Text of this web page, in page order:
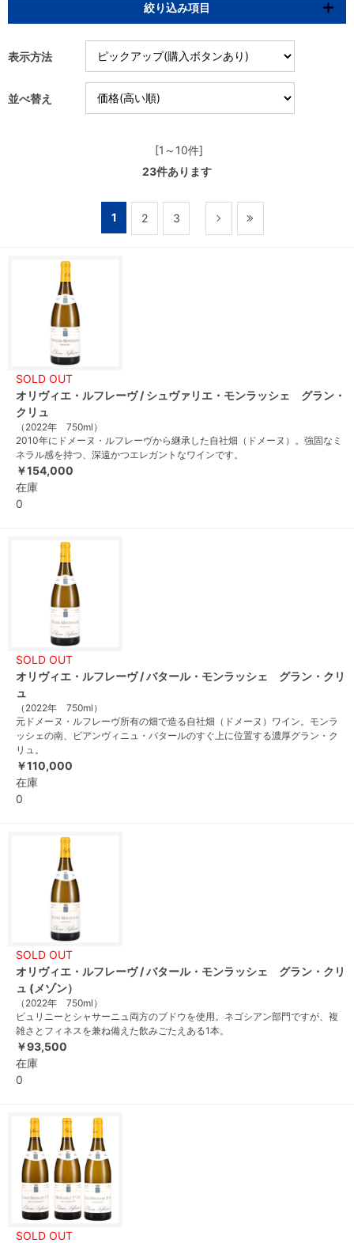
絞り込み項目
表示方法
並べ替え
[1～10件]
23件あります
1 2 3
SOLD OUT
オリヴィエ・ルフレーヴ / シュヴァリエ・モンラッシェ グラン・
クリュ
（2022年 750ml）
2010年にドメーヌ・ルフレーヴから継承した自社畑（ドメーヌ）。強固なミ
ネラル感を持つ、深遠かつエレガントなワインです。
￥154,000
在庫
0
SOLD OUT
オリヴィエ・ルフレーヴ / バタール・モンラッシェ グラン・クリ
ュ
（2022年 750ml）
元ドメーヌ・ルフレーヴ所有の畑で造る自社畑（ドメーヌ）ワイン。モンラ
ッシェの南、ビアンヴィニュ・バタールのすぐ上に位置する濃厚グラン・ク
リュ。
￥110,000
在庫
0
SOLD OUT
オリヴィエ・ルフレーヴ / バタール・モンラッシェ グラン・クリ
ュ (メゾン）
（2022年 750ml）
ピュリニーとシャサーニュ両方のブドウを使用。ネゴシアン部門ですが、複
雑さとフィネスを兼ね備えた飲みごたえある1本。
￥93,500
在庫
0
SOLD OUT